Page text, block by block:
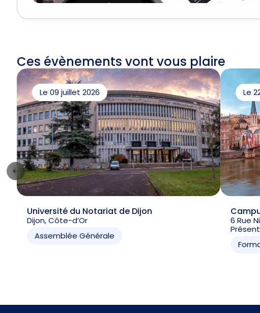
Ces évènements vont vous plaire
Le 09 juillet 2026
Université du Notariat de Dijon
Dijon, Côte-d’Or
Assemblée Générale
Le
6 Rue